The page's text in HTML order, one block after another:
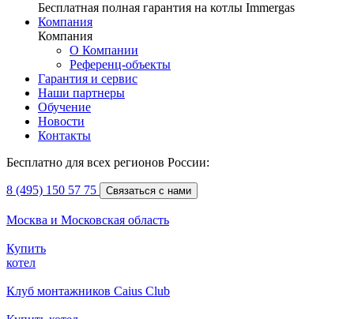
Бесплатная полная гарантия на котлы Immergas
Компания
Компания
О Компании
Референц-объекты
Гарантия и сервис
Наши партнеры
Обучение
Новости
Контакты
Бесплатно для всех регионов России:
8 (495) 150 57 75 Связаться с нами
Москва и Московская область
Купить
котел
Клуб монтажников Caius Club